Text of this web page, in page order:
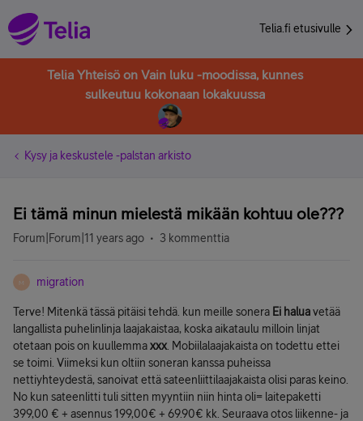
Telia.fi etusivulle
Telia Yhteisö on Vain luku -moodissa, kunnes
sulkeutuu kokonaan lokakuussa
Kysy ja keskustele -palstan arkisto
Ei tämä minun mielestä mikään kohtuu ole???
Forum|Forum|11 years ago 3 kommenttia
M migration
Terve! Mitenkä tässä pitäisi tehdä. kun meille sonera Ei haluavetää
langallista puhelinlinja laajakaistaa, koska aikataulu milloin linjat
otetaan pois on kuullemmaxxx . Mobiilalaajakaista on todettu ettei
se toimi. Viimeksi kun oltiin soneran kanssa puheissa
nettiyhteydestä, sanoivat että sateenliittilaajakaista olisi paras keino.
No kun sateenlitti tuli sitten myyntiin niin hinta oli= laitepaketti
399,00 € + asennus 199,00€ + 69.90€ kk. Seuraava otos liikenne- ja